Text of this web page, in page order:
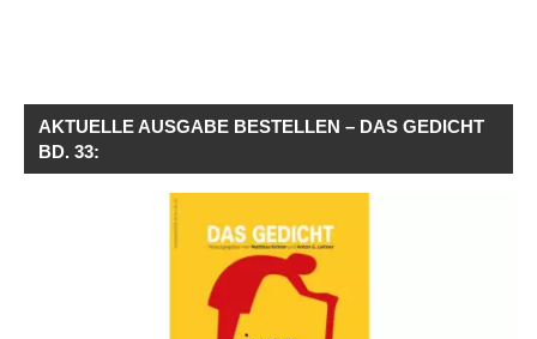
AKTUELLE AUSGABE BESTELLEN – DAS GEDICHT
BD. 33: